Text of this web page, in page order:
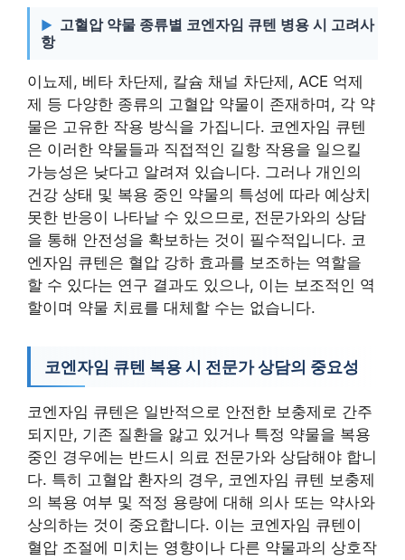
고혈압 약물 종류별 코엔자임 큐텐 병용 시 고려사
항
이뇨제, 베타 차단제, 칼슘 채널 차단제, ACE 억제
제 등 다양한 종류의 고혈압 약물이 존재하며, 각 약
물은 고유한 작용 방식을 가집니다. 코엔자임 큐텐
은 이러한 약물들과 직접적인 길항 작용을 일으킬
가능성은 낮다고 알려져 있습니다. 그러나 개인의
건강 상태 및 복용 중인 약물의 특성에 따라 예상치
못한 반응이 나타날 수 있으므로, 전문가와의 상담
을 통해 안전성을 확보하는 것이 필수적입니다. 코
엔자임 큐텐은 혈압 강하 효과를 보조하는 역할을
할 수 있다는 연구 결과도 있으나, 이는 보조적인 역
할이며 약물 치료를 대체할 수는 없습니다.
코엔자임 큐텐 복용 시 전문가 상담의 중요성
코엔자임 큐텐은 일반적으로 안전한 보충제로 간주
되지만, 기존 질환을 앓고 있거나 특정 약물을 복용
중인 경우에는 반드시 의료 전문가와 상담해야 합니
다. 특히 고혈압 환자의 경우, 코엔자임 큐텐 보충제
의 복용 여부 및 적정 용량에 대해 의사 또는 약사와
상의하는 것이 중요합니다. 이는 코엔자임 큐텐이
혈압 조절에 미치는 영향이나 다른 약물과의 상호작